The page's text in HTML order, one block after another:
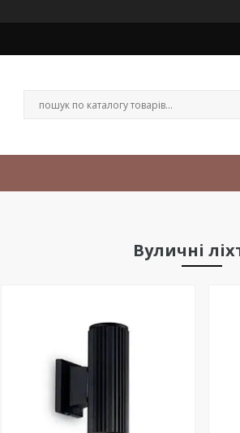
Вуличні